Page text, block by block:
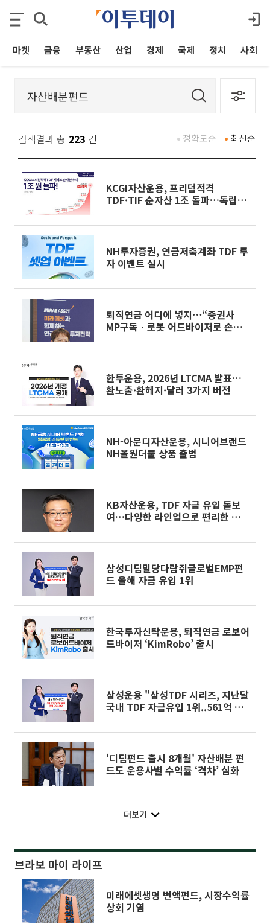
마켓 금융 부동산 산업 경제 국제 정치 사회
검색결과 총 223 건 최신순
정확도순
KCGI자산운용, 프리덤적격
TDF·TIF 순자산 1조 돌파…독립계
NH투자증권, 연금저축계좌 TDF 투
자 이벤트 실시
퇴직연금 어디에 넣지⋯“증권사
MP구독ㆍ로봇 어드바이저로 손쉽
한투운용, 2026년 LTCMA 발표…
환노출·환헤지·달러 3가지 버전
NH-아문디자산운용, 시니어브랜드
NH올원더풀 상품 출범
KB자산운용, TDF 자금 유입 돋보
여…다양한 라인업으로 편리한 연금
삼성디딤밀당다람쥐글로벌EMP펀
드 올해 자금 유입 1위
한국투자신탁운용, 퇴직연금 로보어
드바이저 ‘KimRobo’ 출시
삼성운용 "삼성TDF 시리즈, 지난달
국내 TDF 자금유입 1위..561억 몰
'디딤펀드 출시 8개월' 자산배분 펀
드도 운용사별 수익률 ‘격차’ 심화
더보기
브라보 마이 라이프
미래에셋생명 변액펀드, 시장수익률
상회 기염